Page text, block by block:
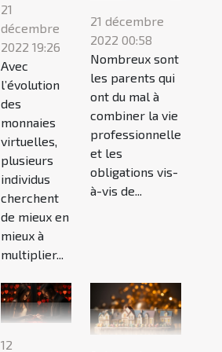
21
décembre
2022 19:26
Avec
l’évolution
des
monnaies
virtuelles,
plusieurs
individus
cherchent
de mieux en
mieux à
multiplier...
21 décembre
2022 00:58
Nombreux sont
les parents qui
ont du mal à
combiner la vie
professionnelle
et les
obligations vis-
à-vis de...
12